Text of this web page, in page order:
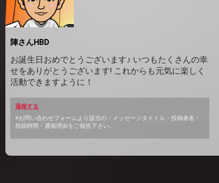
陣さんHBD
お誕生日おめでとうございます♪ いつもたくさんの幸
せをありがとうございます! これからも元気に楽しく
活動できますように！
通報する
※お問い合わせフォームより該当の・メッセージタイトル・投稿者名・
投稿時間・通報理由をご報告下さい。